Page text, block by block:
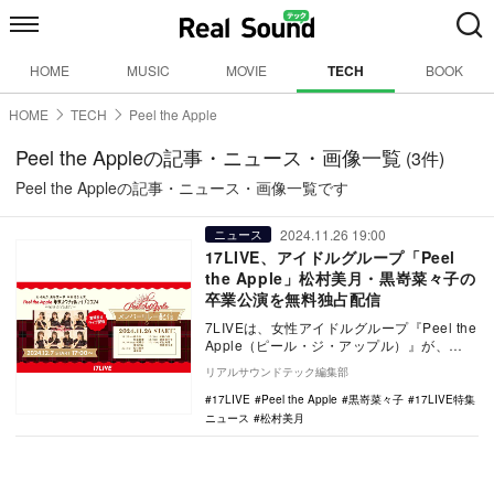
HOME MUSIC MOVIE TECH BOOK
HOME TECH Peel the Apple
Peel the Appleの記事・ニュース・画像一覧 (3件)
Peel the Appleの記事・ニュース・画像一覧です
ニュース 2024.11.26 19:00
17LIVE、アイドルグループ「Peel
the Apple」松村美月・黒嵜菜々子の
卒業公演を無料独占配信
7LIVEは、女性アイドルグループ『Peel the
Apple（ピール・ジ・アップル）』が、
2024年12月7日に日比谷公園大…
リアルサウンドテック編集部
17LIVE
Peel the Apple 黒嵜菜々子
17LIVE特集
ニュース
松村美月